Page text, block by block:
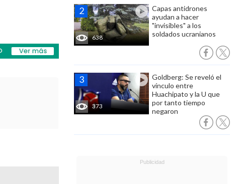
638
Capas antidrones
ayudan a hacer
"invisibles" a los
soldados ucranianos
373
Goldberg: Se reveló el
vínculo entre
Huachipato y la U que
por tanto tiempo
negaron